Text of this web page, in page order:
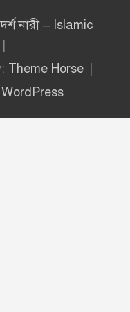
নারী – Islamic
Theme Horse
WordPress